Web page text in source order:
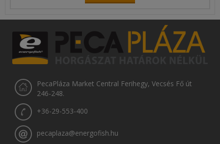
PecaPláza Market Central Ferihegy, Vecsés Fő út
246-248.
+36-29-553-400
pecaplaza@energofish.hu